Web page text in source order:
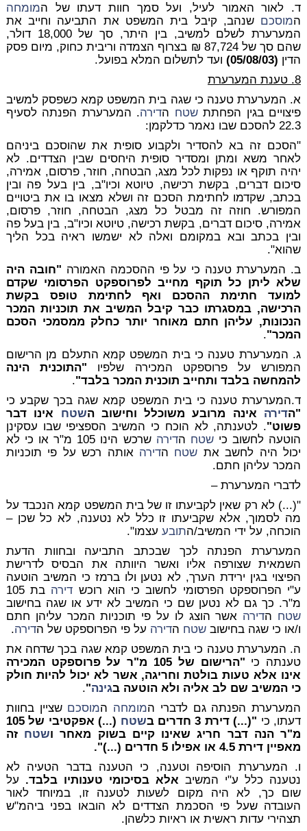
ד. לאור האמור לעיל, ועל סמך חוות דעתו של המומחה
המוסכם שנהב, קיבל בית המשפט את התביעה וחייב את
המערערת לשלם למשיב, בין היתר, סך של 18,000 דולר,
שהם סך של 87,724 ₪ בצרוף הצמדה וריבית כחוק, מיום פסק
הדין (05/08/03)
ועד לתשלום המלא בפועל.
8. טענת המערערת
א. המערערת טענה כי שגה בית המשפט קמא כשפסק למשיב
פיצויים בגין הפחתתשטח הדירה. המערערת הפנתה לסעיף
22.3 להסכם שבו נאמר כדלקמן:
"הסכם זה בא להסדיר ולקבוע סופית את שהוסכם ביניהם
לאחר משא ומתן ומסדיר סופית היחסים שבין הצדדים. לא
יהיה תוקף או נפקות לכל מצג, הבטחה, חוזר, פרסום, אמירה,
סיכום דברים, בקשת רכישה, טיוטא וכיו"ב, בין בעל פה ובין
בכתב, שקדמו לחתימת הסכם זה ושלא מצאו בו את ביטויים
המפורש. חוזה זה מבטל כל מצג, הבטחה, חוזר, פרסום,
אמירה, סיכום דברים, בקשת רכישה, טיוטא וכיו"ב, בין בעל פה
ובין בכתב ובא במקומם ואלה לא ישמשו ראיה בכל הליך
שהוא".
ב. המערערת טענה כי על פי ההסכמה האמורה "חובה היה
שלא ליתן כל תוקף מחייב לפרוספקט הפרסומי שקדם
למועד חתימת ההסכם ואף לחתימת טופס בקשת
הרכישה, במסגרתו כבר קיבל המשיב את תוכניות המכר
הנכונות, עליהן חתם מאוחר יותר כחלק ממסמכי הסכם
המכר".
ג. המערערת טענה כי בית המשפט קמא התעלם מן הרישום
המפורש על פרוספקט המכירה שלפיו "התוכנית הינה
להמחשה בלבד ותחייב תוכנית המכר בלבד".
ד.המערערת טענה כי בית המשפט קמא שגה בכך שקבע כי
"הדירה אינה מרובע משוכלל וחישוב השטח אינו דבר
פשוט". לטענתה, לא הוכח כי המשיב הספציפי שבו עסקינן
הוטעה לחשוב כישטח הדירה
שרכש הינו 105 מ"ר או כי לא
יכול היה לחשב את שטח הדירה אותה רכש על פי תוכניות
המכר עליהן חתם.
לדברי המערערת –
"(...) לא רק שאין לקביעתו זו של בית המשפט קמא הנכבד על
מה לסמוך, אלא שקביעתו זו כלל לא נטענה, לא כל שכן –
הוכחה, על ידי המשיב/התובעעצמו".
המערערת הפנתה לכך שבכתב התביעה ובחוות הדעת
השמאית שצורפה אליו ואשר היוותה את הבסיס לדרישת
הפיצוי בגין ירידת הערך, לא נטען ולו ברמז כי המשיב הוטעה
ע"י הפרוספקט הפרסומי לחשוב כי הוא רוכש דירה
בת 105
מ"ר. כך גם לא נטען שם כי המשיב לא ידע או שגה בחישוב
שטח הדירה אשר הוצג לו על פי תוכניות המכר עליהן חתם
ו/או כי שגה בחישוב שטח הדירה על פי הפרוספקט של הדירה.
ה. המערערת טענה כי בית המשפט קמא שגה בכך שדחה את
טענתה כי
"הרישום של 105 מ"ר על פרוספקט המכירה
אינו אלא טעות בולטת וחריגה, אשר לא יכול להיות חולק
כי המשיב שם לב אליה ולא הוטעה בגינה"
.
המערערת הפנתה גם לדברי המומחה המוסכם שציין בחוות
דעתו, כי "(...) דירת 3 חדרים ב שטח
(...) אפקטיבי של 105
מ"ר הנה דבר חריג שאינו קיים בשוק מאחר ושטח זה
מאפיין דירת 4.5 או אפילו 5 חדרים (...)".
ו. המערערת הוסיפה וטענה, כי הטענה בדבר הטעיה לא
נטענה כלל ע"י המשיב אלא בסיכומי טענותיו בלבד. על
שום כך, לא היה מקום לשעות לטענה זו, במיוחד לאור
העובדה שעל פי הסכמת הצדדים לא הובאו בפני ביהמ"ש
תצהירי עדות ראשית או ראיות כלשהן.